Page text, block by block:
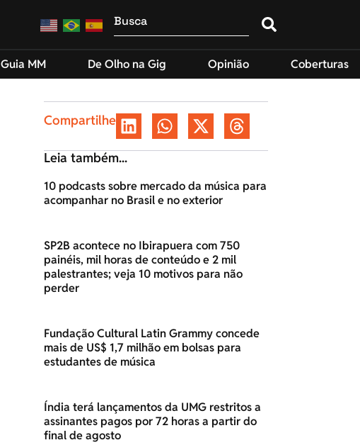
Guia MM De Olho na Gig Opinião Coberturas
Compartilhe
Leia também...
10 podcasts sobre mercado da música para
acompanhar no Brasil e no exterior
SP2B acontece no Ibirapuera com 750
painéis, mil horas de conteúdo e 2 mil
palestrantes; veja 10 motivos para não
perder
Fundação Cultural Latin Grammy concede
mais de US$ 1,7 milhão em bolsas para
estudantes de música
Índia terá lançamentos da UMG restritos a
assinantes pagos por 72 horas a partir do
final de agosto